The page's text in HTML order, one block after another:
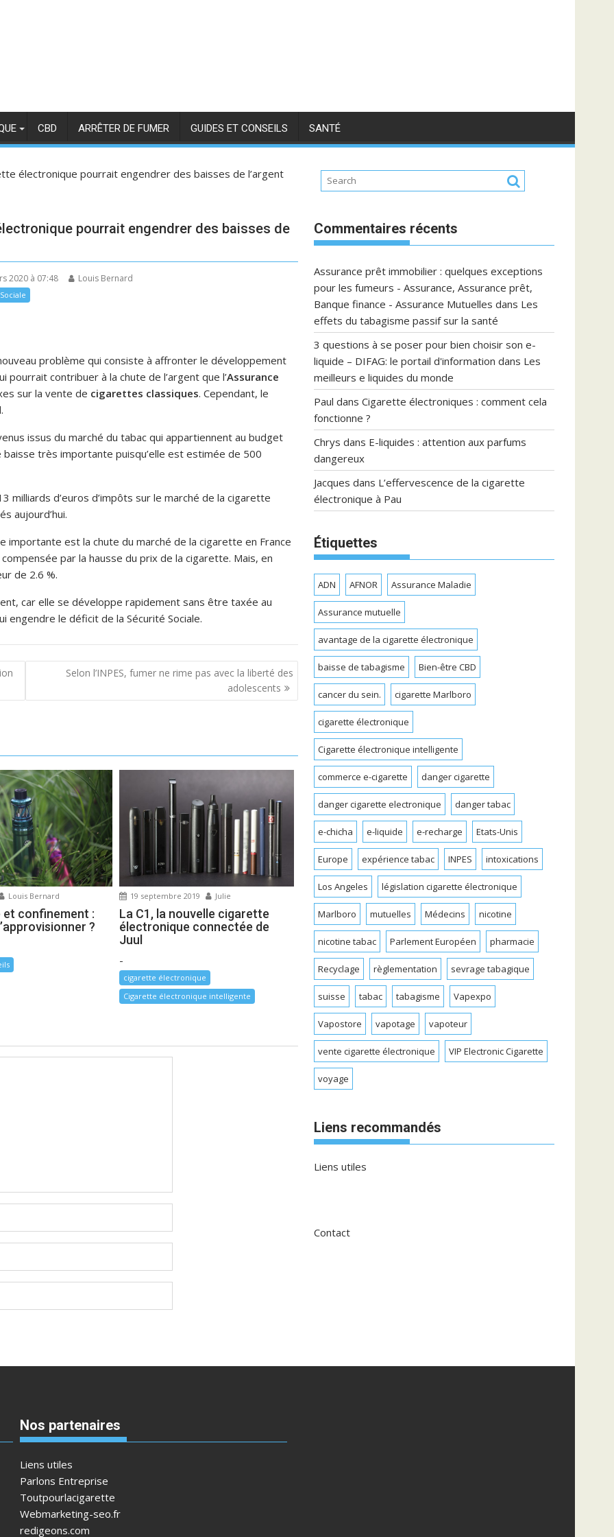
CBD ARRÊTER DE FUMER GUIDES ET CONSEILS SANTÉ
électronique pourrait engendrer des baisses de l’argent
pourrait engendrer des baisses de
2020 à 07:48 Louis Bernard
problème qui consiste à affronter le développement
pourrait contribuer à la chute de l’argent que l’Assurance
sur la vente de cigarettes classiques. Cependant, le
issus du marché du tabac qui appartiennent au budget
baisse très importante puisqu’elle est estimée de 500
milliards d’euros d’impôts sur le marché de la cigarette
aujourd’hui.
importante est la chute du marché de la cigarette en France
par la hausse du prix de la cigarette. Mais, en
de 2.6 %.
car elle se développe rapidement sans être taxée au
engendre le déficit de la Sécurité Sociale.
Selon l’INPES, fumer ne rime pas avec la liberté des
adolescents
Louis Bernard
confinement :
?
19 septembre 2019 Julie
La C1, la nouvelle cigarette
électronique connectée de
Juul
-
cigarette électronique
Cigarette électronique intelligente
Commentaires récents
Assurance prêt immobilier : quelques exceptions
pour les fumeurs - Assurance, Assurance prêt,
Banque finance - Assurance Mutuelles dans Les
effets du tabagisme passif sur la santé
3 questions à se poser pour bien choisir son e-
liquide – DIFAG: le portail d'information dans Les
meilleurs e liquides du monde
Paul dans Cigarette électroniques : comment cela
fonctionne ?
Chrys dans E-liquides : attention aux parfums
dangereux
Jacques dans L’effervescence de la cigarette
électronique à Pau
Étiquettes
ADN AFNOR Assurance Maladie
Assurance mutuelle
avantage de la cigarette électronique
baisse de tabagisme Bien-être CBD
cancer du sein. cigarette Marlboro
cigarette électronique
Cigarette électronique intelligente
commerce e-cigarette danger cigarette
danger cigarette electronique danger tabac
e-chicha e-liquide e-recharge Etats-Unis
Europe expérience tabac INPES intoxications
Los Angeles législation cigarette électronique
Marlboro mutuelles Médecins nicotine
nicotine tabac Parlement Européen pharmacie
Recyclage règlementation sevrage tabagique
suisse tabac tabagisme Vapexpo
Vapostore vapotage vapoteur
vente cigarette électronique VIP Electronic Cigarette
voyage
Liens recommandés
Liens utiles
Contact
Nos partenaires
Liens utiles
Parlons Entreprise
Toutpourlacigarette
Webmarketing-seo.fr
redigeons.com